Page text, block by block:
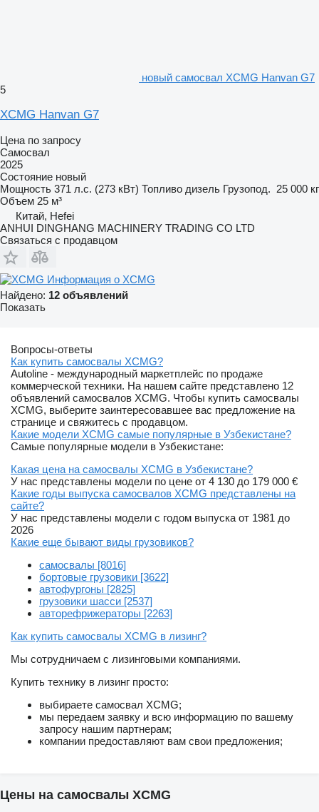
новый самосвал XCMG Hanvan G7
5
XCMG Hanvan G7
Цена по запросу
Самосвал
2025
Состояние новый
Мощность 371 л.с. (273 кВт) Топливо дизель Грузопод. 25 000 кг
Объем 25 м³
Китай, Hefei
ANHUI DINGHANG MACHINERY TRADING CO LTD
Связаться с продавцом
Информация о XCMG
Найдено: 12 объявлений
Показать
Вопросы-ответы
Как купить самосвалы XCMG?
Autoline - международный маркетплейс по продаже
коммерческой техники. На нашем сайте представлено 12
объявлений самосвалов XCMG. Чтобы купить самосвалы
XCMG, выберите заинтересовавшее вас предложение на
странице и свяжитесь с продавцом.
Какие модели XCMG самые популярные в Узбекистане?
Самые популярные модели в Узбекистане:
Какая цена на самосвалы XCMG в Узбекистане?
У нас представлены модели по цене от 4 130 до 179 000 €
Какие годы выпуска самосвалов XCMG представлены на
сайте?
У нас представлены модели с годом выпуска от 1981 до
2026
Какие еще бывают виды грузовиков?
самосвалы [8016]
бортовые грузовики [3622]
автофургоны [2825]
грузовики шасси [2537]
авторефрижераторы [2263]
Как купить самосвалы XCMG в лизинг?
Мы сотрудничаем с лизинговыми компаниями.
Купить технику в лизинг просто:
выбираете самосвал XCMG;
мы передаем заявку и всю информацию по вашему
запросу нашим партнерам;
компании предоставляют вам свои предложения;
Цены на самосвалы XCMG